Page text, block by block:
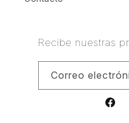
Recibe nuestras
Correo